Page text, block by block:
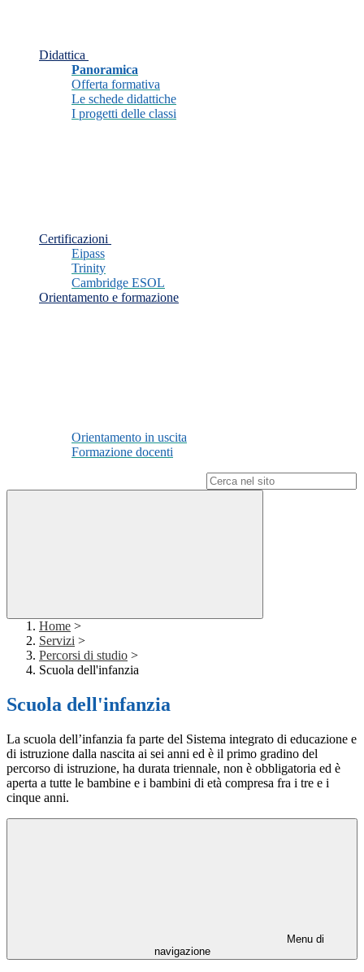
Didattica
Panoramica
Offerta formativa
Le schede didattiche
I progetti delle classi
Certificazioni
Eipass
Trinity
Cambridge ESOL
Orientamento e formazione
Orientamento in uscita
Formazione docenti
Home >
Servizi >
Percorsi di studio >
Scuola dell'infanzia
Scuola dell'infanzia
La scuola dell’infanzia fa parte del Sistema integrato di educazione e
di istruzione dalla nascita ai sei anni ed è il primo gradino del
percorso di istruzione, ha durata triennale, non è obbligatoria ed è
aperta a tutte le bambine e i bambini di età compresa fra i tre e i
cinque anni.
Menu di
navigazione